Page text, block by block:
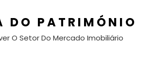
DO PATRIMÓNIO
O Setor Do Mercado Imobiliário